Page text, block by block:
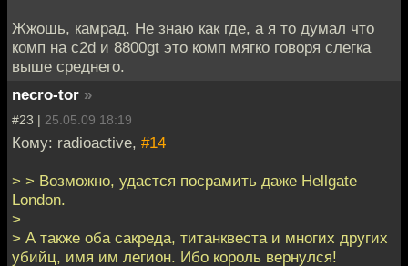
Жжошь, камрад. Не знаю как где, а я то думал что
комп на c2d и 8800gt это комп мягко говоря слегка
выше среднего.
necro-tor »
#23 | 25.05.09 18:19
Кому: radioactive, #14
> > Возможно, удастся посрамить даже Hellgate
London.
>
> А также оба сакреда, титанквеста и многих других
убийц, имя им легион. Ибо король вернулся!